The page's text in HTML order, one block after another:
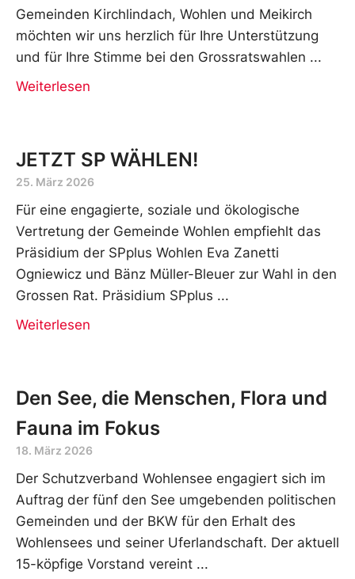
Gemeinden Kirchlindach, Wohlen und Meikirch
möchten wir uns herzlich für Ihre Unterstützung
und für Ihre Stimme bei den Grossratswahlen
Weiterlesen
JETZT SP WÄHLEN!
25. März 2026
Für eine engagierte, soziale und ökologische
Vertretung der Gemeinde Wohlen empfiehlt das
Präsidium der SPplus Wohlen Eva Zanetti
Ogniewicz und Bänz Müller-Bleuer zur Wahl in den
Grossen Rat. Präsidium SPplus
Weiterlesen
Den See, die Menschen, Flora und
Fauna im Fokus
18. März 2026
Der Schutzverband Wohlensee engagiert sich im
Auftrag der fünf den See umgebenden politischen
Gemeinden und der BKW für den Erhalt des
Wohlensees und seiner Uferlandschaft. Der aktuell
15-köpfige Vorstand vereint